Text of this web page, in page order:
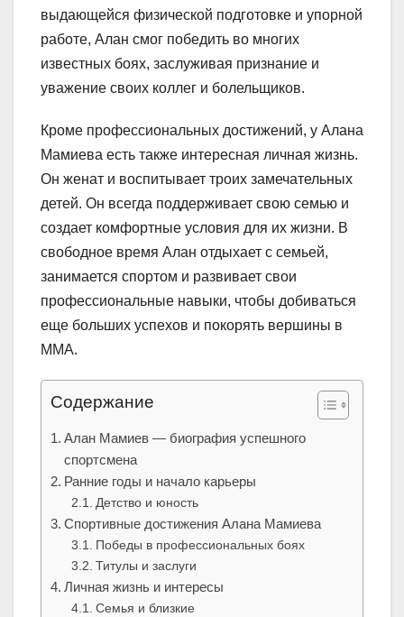
выдающейся физической подготовке и упорной
работе, Алан смог победить во многих
известных боях, заслуживая признание и
уважение своих коллег и болельщиков.
Кроме профессиональных достижений, у Алана
Мамиева есть также интересная личная жизнь.
Он женат и воспитывает троих замечательных
детей. Он всегда поддерживает свою семью и
создает комфортные условия для их жизни. В
свободное время Алан отдыхает с семьей,
занимается спортом и развивает свои
профессиональные навыки, чтобы добиваться
еще больших успехов и покорять вершины в
ММА.
Содержание
Алан Мамиев — биография успешного
спортсмена
Ранние годы и начало карьеры
Детство и юность
Спортивные достижения Алана Мамиева
Победы в профессиональных боях
Титулы и заслуги
Личная жизнь и интересы
Семья и близкие